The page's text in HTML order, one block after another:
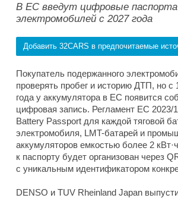
В ЕС введут цифровые
электромобилей с 2027 года
Добавить 32CARS в предпочитаемые
Покупатель подержанного
проверять пробег и историю ДТП, но с
года у аккумулятора в ЕС появится
цифровая запись. Регламент ЕС 2023/
Battery Passport для каждой тяговой
электромобиля, LMT-батарей и
аккумуляторов емкостью более 2
к паспорту будет организован через
с уникальным идентификатором
DENSO и TUV Rheinland Japan